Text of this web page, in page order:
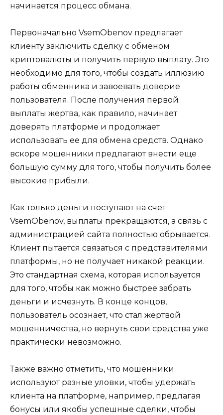
начинается процесс обмана.
Первоначально VsemObenov предлагает
клиенту заключить сделку с обменом
криптовалюты и получить первую выплату. Это
необходимо для того, чтобы создать иллюзию
работы обменника и завоевать доверие
пользователя. После получения первой
выплаты жертва, как правило, начинает
доверять платформе и продолжает
использовать ее для обмена средств. Однако
вскоре мошенники предлагают внести еще
большую сумму для того, чтобы получить более
высокие прибыли.
Как только деньги поступают на счет
VsemObenov, выплаты прекращаются, а связь с
администрацией сайта полностью обрывается.
Клиент пытается связаться с представителями
платформы, но не получает никакой реакции.
Это стандартная схема, которая используется
для того, чтобы как можно быстрее забрать
деньги и исчезнуть. В конце концов,
пользователь осознает, что стал жертвой
мошенничества, но вернуть свои средства уже
практически невозможно.
Также важно отметить, что мошенники
используют разные уловки, чтобы удержать
клиента на платформе, например, предлагая
бонусы или якобы успешные сделки, чтобы